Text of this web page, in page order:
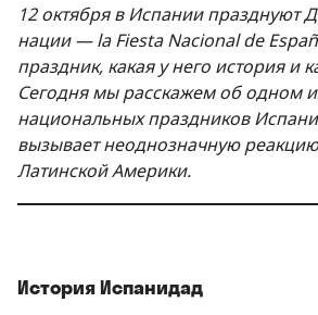
12 октября в Испании празднуют
нации — la Fiesta Nacional de
праздник, какая у него история и
Сегодня мы расскажем об одном
национальных праздников
вызывает неоднозначную
Латинской Америки.
История Испанидад